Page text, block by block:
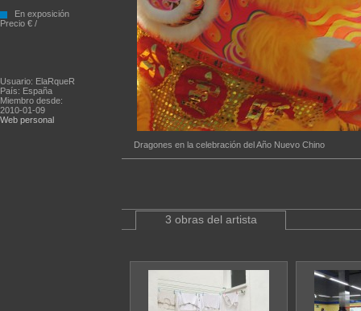
En exposición
Precio € /
Usuario: ElaRqueR
País: España
Miembro desde:
2010-01-09
Web personal
Dragones en la celebración del Año Nuevo Chino
3 obras del artista